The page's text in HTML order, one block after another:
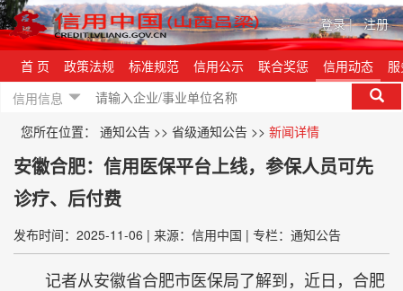
登录| 注册
首 页 政策法规 标准规范 信用公示 联合奖惩 信用动态
信用信息
您所在位置： 通知公告 >> 省级通知公告 >> 新闻详情
安徽合肥：信用医保平台上线，参保人员可先
诊疗、后付费
发布时间：2025-11-06 | 来源：信用中国 | 专栏：通知公告
记者从安徽省合肥市医保局了解到，近日，合肥